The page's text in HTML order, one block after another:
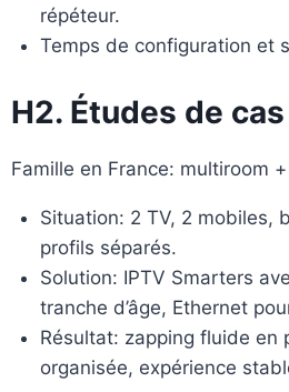
répéteur.
Temps de configuration et
H2. Études de cas
Famille en France: multiroom
Situation: 2 TV, 2 mobiles,
profils séparés.
Solution: IPTV Smarters
tranche d’âge, Ethernet
Résultat: zapping fluide en
organisée, expérience